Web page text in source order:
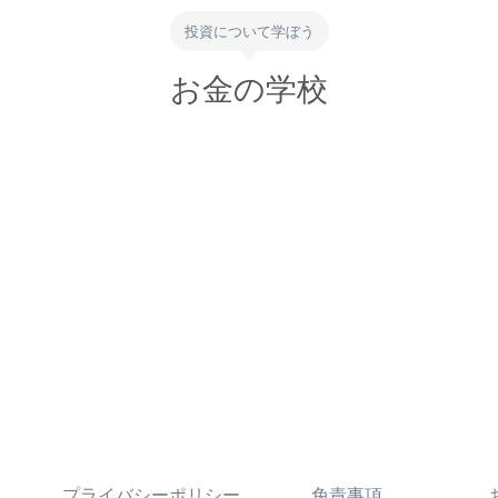
投資について学ぼう
お金の学校